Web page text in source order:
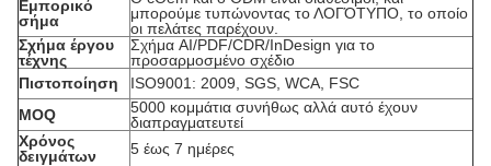
Εμπορικό
σήμα
μπορούμε τυπώνοντας το ΛΟΓΌΤΥΠΟ, το οποίο
οι πελάτες παρέχουν.
Σχήμα έργου
τέχνης
Σχήμα AI/PDF/CDR/InDesign για το
προσαρμοσμένο σχέδιο
Πιστοποίηση
ISO9001: 2009, SGS, WCA, FSC
MOQ
5000 κομμάτια συνήθως αλλά αυτό έχουν
διαπραγματευτεί
Χρόνος
δειγμάτων
5 έως 7 ημέρες